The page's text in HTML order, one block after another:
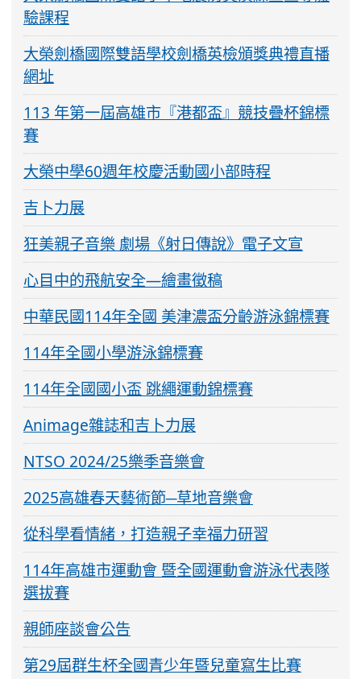
驗課程
大榮劍橋國際雙語學校劍橋英檢頒獎典禮直播
網址
113 年第一屆高雄市『港都盃』競技疊杯錦標
賽
大榮中學60週年校慶活動國小部時程
吉卜力展
狂美親子音樂 劇場《射日傳說》電子文宣
心目中的飛航安全—繪畫徵稿
中華民國114年全國 美津濃盃分齡游泳錦標賽
114年全國小學游泳錦標賽
114年全國國小盃 跳繩運動錦標賽
Animage雜誌和吉卜力展
NTSO 2024/25樂季音樂會
2025高雄春天藝術節─草地音樂會
從科學看情緒，打造親子幸福力研習
114年高雄市運動會 暨全國運動會游泳代表隊
選拔賽
親師座談會公告
第29屆群生杯全國青少年暨兒童寫生比賽